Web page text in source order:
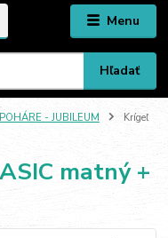
Menu
Hľadať
- JUBILEUM
Krígeľ
matný +